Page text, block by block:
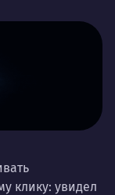
клику: увидел